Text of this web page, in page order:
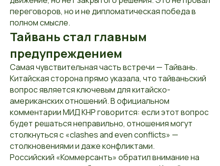
переговоров, но и не дипломатическая победа в
полном смысле.
Тайвань стал главным
предупреждением
Самая чувствительная часть встречи — Тайвань.
Китайская сторона прямо указала, что тайваньский
вопрос является ключевым для китайско-
американских отношений. В официальном
комментарии МИД КНР говорится: если этот вопрос
будет решаться неправильно, отношения могут
столкнуться с «clashes and even conflicts» —
столкновениями и даже конфликтами.
Российский «Коммерсантъ» обратил внимание на